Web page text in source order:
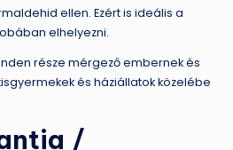
ellen. Ezért is ideális a
elhelyezni.
része mérgező embernek és
és háziállatok közelébe
/